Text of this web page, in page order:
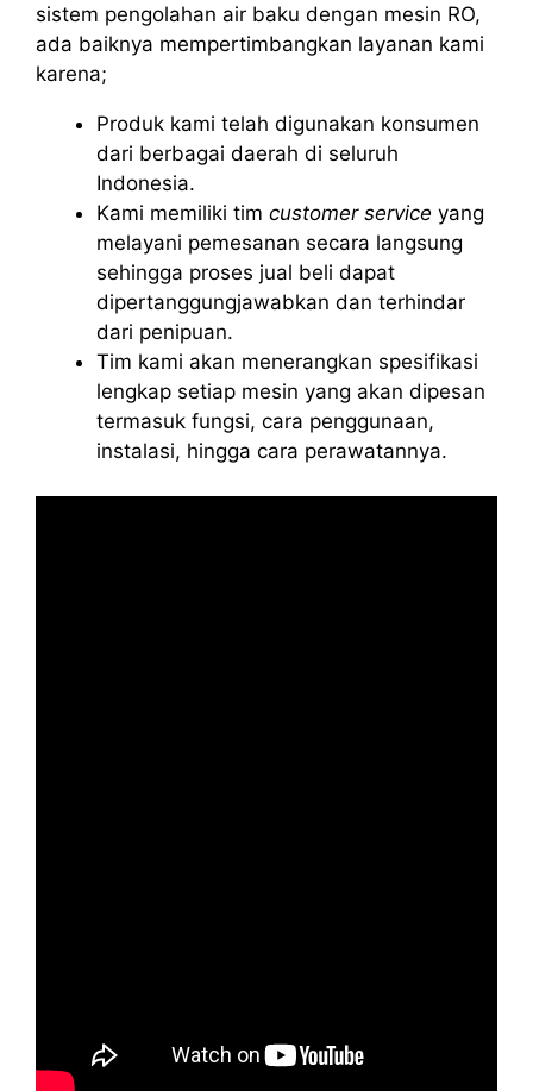
sistem pengolahan air baku dengan mesin RO,
ada baiknya mempertimbangkan layanan kami
karena;
Produk kami telah digunakan konsumen
dari berbagai daerah di seluruh
Indonesia.
Kami memiliki tim customer service yang
melayani pemesanan secara langsung
sehingga proses jual beli dapat
dipertanggungjawabkan dan terhindar
dari penipuan.
Tim kami akan menerangkan spesifikasi
lengkap setiap mesin yang akan dipesan
termasuk fungsi, cara penggunaan,
instalasi, hingga cara perawatannya.